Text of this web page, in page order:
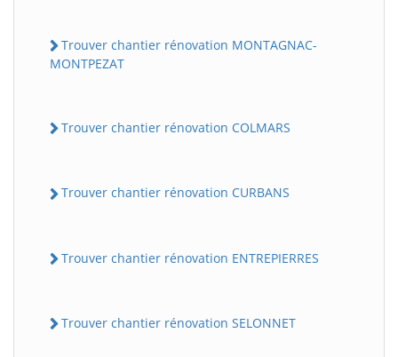
Trouver chantier rénovation MONTAGNAC-
MONTPEZAT
Trouver chantier rénovation COLMARS
Trouver chantier rénovation CURBANS
Trouver chantier rénovation ENTREPIERRES
Trouver chantier rénovation SELONNET